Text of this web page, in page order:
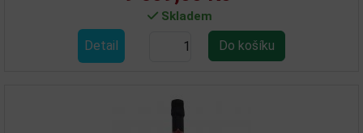
Skladem
Detail